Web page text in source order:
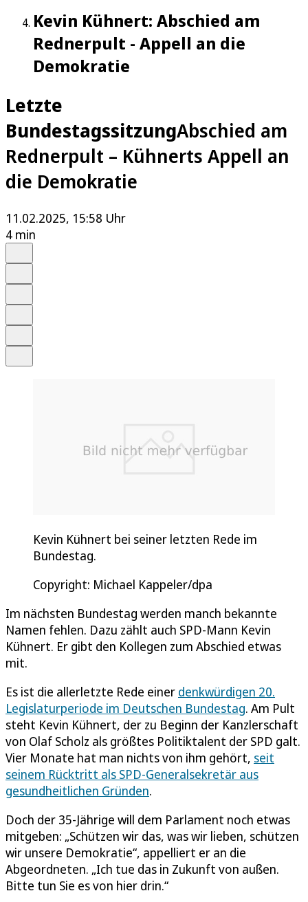
Kevin Kühnert: Abschied am
Rednerpult - Appell an die
Demokratie
Letzte
BundestagssitzungAbschied am
Rednerpult – Kühnerts Appell an
die Demokratie
11.02.2025, 15:58 Uhr
4 min
Kevin Kühnert bei seiner letzten Rede im
Bundestag.
Copyright: Michael Kappeler/dpa
Im nächsten Bundestag werden manch bekannte
Namen fehlen. Dazu zählt auch SPD-Mann Kevin
Kühnert. Er gibt den Kollegen zum Abschied etwas
mit.
Es ist die allerletzte Rede einer denkwürdigen 20.
Legislaturperiode im Deutschen Bundestag. Am Pult
steht Kevin Kühnert, der zu Beginn der Kanzlerschaft
von Olaf Scholz als größtes Politiktalent der SPD galt.
Vier Monate hat man nichts von ihm gehört, seit
seinem Rücktritt als SPD-Generalsekretär aus
gesundheitlichen Gründen.
Doch der 35-Jährige will dem Parlament noch etwas
mitgeben: „Schützen wir das, was wir lieben, schützen
wir unsere Demokratie“, appelliert er an die
Abgeordneten. „Ich tue das in Zukunft von außen.
Bitte tun Sie es von hier drin.“